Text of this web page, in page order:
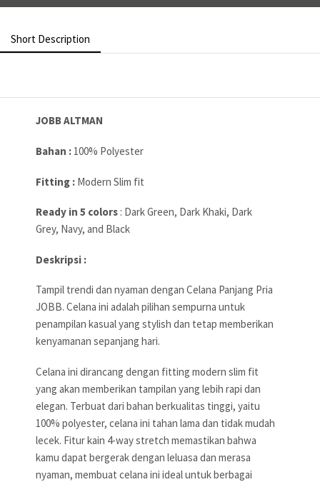
Short Description
JOBB ALTMAN
Bahan : 100% Polyester
Fitting : Modern Slim fit
Ready in 5 colors : Dark Green, Dark Khaki, Dark
Grey, Navy, and Black
Deskripsi :
Tampil trendi dan nyaman dengan Celana Panjang Pria
JOBB. Celana ini adalah pilihan sempurna untuk
penampilan kasual yang stylish dan tetap memberikan
kenyamanan sepanjang hari.
Celana ini dirancang dengan fitting modern slim fit
yang akan memberikan tampilan yang lebih rapi dan
elegan. Terbuat dari bahan berkualitas tinggi, yaitu
100% polyester, celana ini tahan lama dan tidak mudah
lecek. Fitur kain 4-way stretch memastikan bahwa
kamu dapat bergerak dengan leluasa dan merasa
nyaman, membuat celana ini ideal untuk berbagai